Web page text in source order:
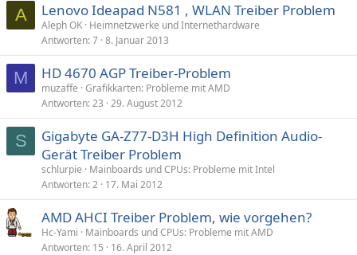
A Lenovo Ideapad N581 , WLAN Treiber Problem
Aleph OK Heimnetzwerke und Internethardware
Antworten 7 8. Januar 2013
M HD 4670 AGP Treiber-Problem
muzaffe Grafikkarten: Probleme mit AMD
Antworten 23 29. August 2012
S
Gigabyte GA-Z77-D3H High Definition Audio-
Gerät Treiber Problem
schlurpie
Mainboards und CPUs: Probleme mit Intel
Antworten 2 17. Mai 2012
AMD AHCI Treiber Problem, wie vorgehen?
Hc-Yami
Mainboards und CPUs: Probleme mit AMD
Antworten 15 16. April 2012